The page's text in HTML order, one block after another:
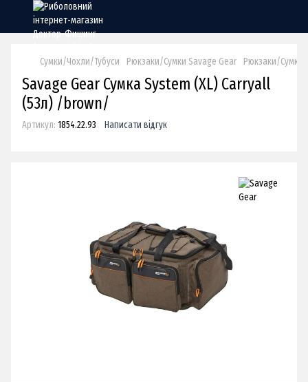
Сумки/Чохли/Тубуси Рюкзаки/Сумки Savage Gear Рюкзаки/Сумки
Savage Gear Сумка System (XL) Carryall
(53л) /brown/
Артикул: 1854.22.93 Написати відгук